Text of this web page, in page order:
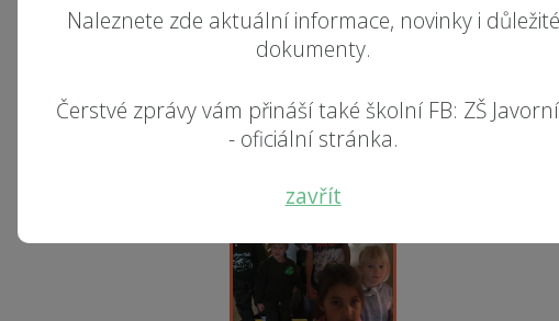
Naleznete zde aktuální informace, novinky i důležité
dokumenty.
Čerstvé zprávy vám přináší také školní FB: ZŠ
- oficiální stránka.
zavřít